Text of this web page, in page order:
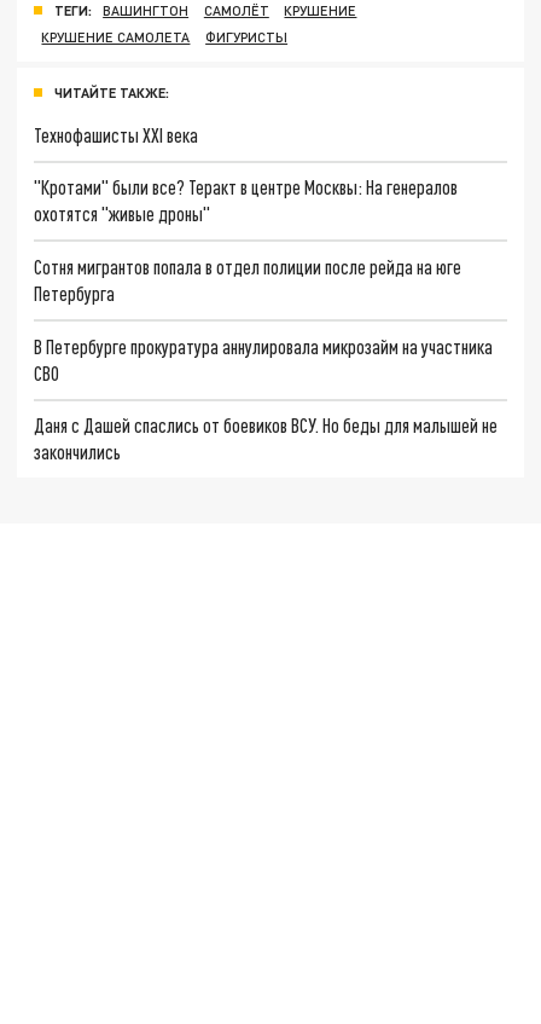
ТЕГИ: ВАШИНГТОН САМОЛЁТ
КРУШЕНИЕ
КРУШЕНИЕ САМОЛЕТА
ФИГУРИСТЫ
ЧИТАЙТЕ ТАКЖЕ:
Технофашисты XXI века
"Кротами" были все? Теракт в центре Москвы: На генералов
охотятся "живые дроны"
Сотня мигрантов попала в отдел полиции после рейда на юге
Петербурга
В Петербурге прокуратура аннулировала микрозайм на участника
СВО
Даня с Дашей спаслись от боевиков ВСУ. Но беды для малышей не
закончились